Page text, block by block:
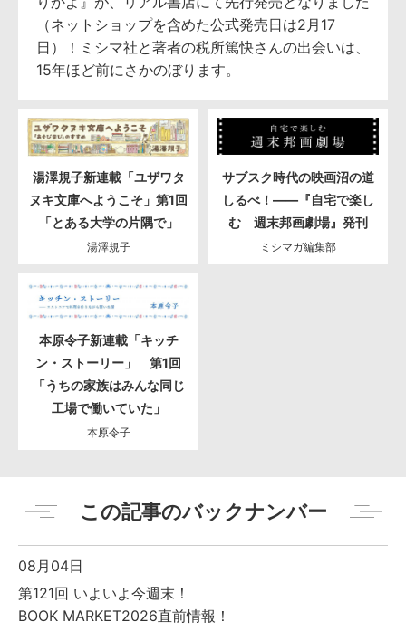
（ネットショップを含めた公式発売日は2月17
日）！ミシマ社と著者の税所篤快さんの出会いは、
15年ほど前にさかのぼります。
湯澤規子新連載「ユザワタ
ヌキ文庫へようこそ」第1回
「とある大学の片隅で」
湯澤規子
サブスク時代の映画沼の道
しるべ！――『自宅で楽し
む 週末邦画劇場』発刊
ミシマガ編集部
本原令子新連載「キッチ
ン・ストーリー」 第1回
「うちの家族はみんな同じ
工場で働いていた」
本原令子
この記事のバックナンバー
08月04日
第121回 いよいよ今週末！
BOOK MARKET2026直前情報！